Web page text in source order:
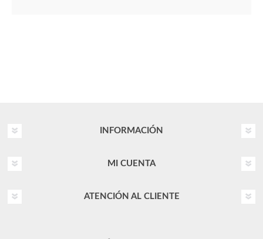
INFORMACIÓN
MI CUENTA
ATENCIÓN AL CLIENTE